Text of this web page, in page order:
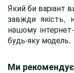
Який би варіант
завжди якість,
нашому
будь-яку модель.
Ми